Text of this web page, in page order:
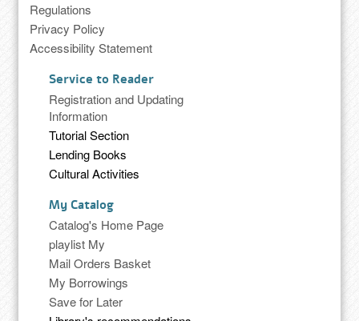
Regulations
Privacy Policy
Accessibility Statement
Service to Reader
Registration and Updating
Information
Tutorial Section
Lending Books
Cultural Activities
My Catalog
Catalog's Home Page
playlist My
Mail Orders Basket
My Borrowings
Save for Later